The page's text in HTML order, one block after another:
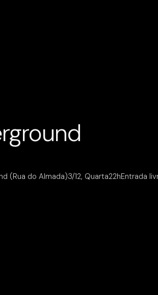
do Almada)3/12, Quarta22hEntrada